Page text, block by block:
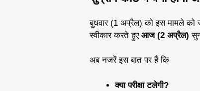
बुधवार (1 अप्रैल) को इस मामले को
स्वीकार करते हुए आज (2 अप्रैल)
अब नजरें इस बात पर हैं कि
क्या परीक्षा टलेगी?